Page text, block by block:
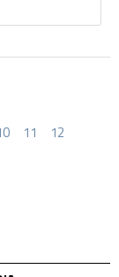
11 12